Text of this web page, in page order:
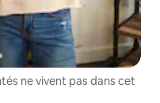
ne vivent pas dans cet